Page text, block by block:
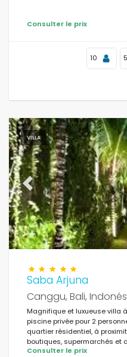
Consulter le prix
10 5
VILLA
Previous
Saba Arjuna
Canggu, Bali,
Magnifique et luxueuse villa
piscine privée pour 2
quartier résidentiel, à
boutiques, supermarchés et
1 km de la plage de Batu Belig.
Consulter le prix